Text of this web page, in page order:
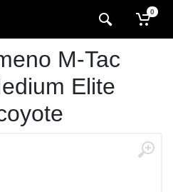
0
M-Tac
Elite